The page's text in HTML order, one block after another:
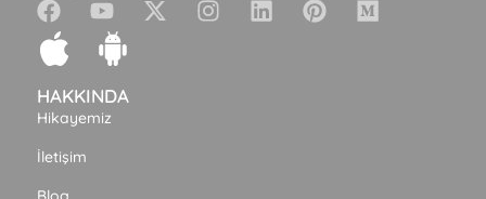
HAKKINDA
Hikayemiz
İletişim